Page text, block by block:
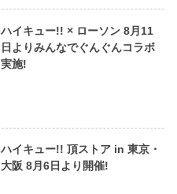
ハイキュー!! × ローソン 8月11
日よりみんなでぐんぐんコラボ
実施!
ハイキュー!! 頂ストア in 東京・
大阪 8月6日より開催!